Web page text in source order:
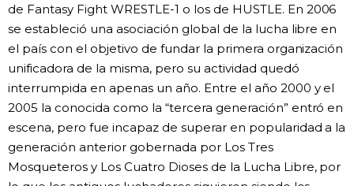
de Fantasy Fight WRESTLE-1 o los de HUSTLE. En 2006
se estableció una asociación global de la lucha libre en
el país con el objetivo de fundar la primera organización
unificadora de la misma, pero su actividad quedó
interrumpida en apenas un año. Entre el año 2000 y el
2005 la conocida como la “tercera generación” entró en
escena, pero fue incapaz de superar en popularidad a la
generación anterior gobernada por Los Tres
Mosqueteros y Los Cuatro Dioses de la Lucha Libre, por